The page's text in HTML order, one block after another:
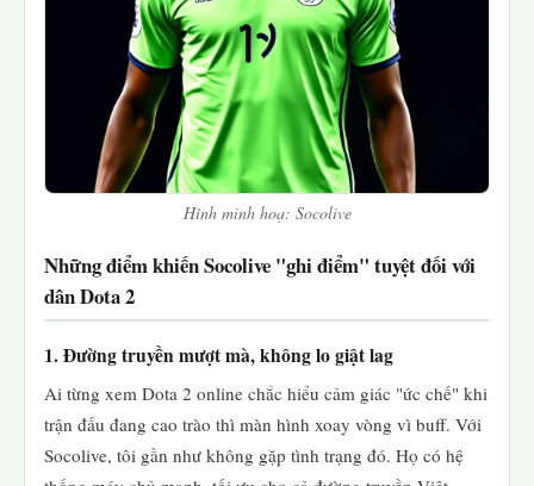
Hình minh hoạ: Socolive
Những điểm khiến Socolive "ghi điểm" tuyệt đối với
dân Dota 2
1. Đường truyền mượt mà, không lo giật lag
Ai từng xem Dota 2 online chắc hiểu cảm giác "ức chế" khi
trận đấu đang cao trào thì màn hình xoay vòng vì buff. Với
Socolive, tôi gần như không gặp tình trạng đó. Họ có hệ